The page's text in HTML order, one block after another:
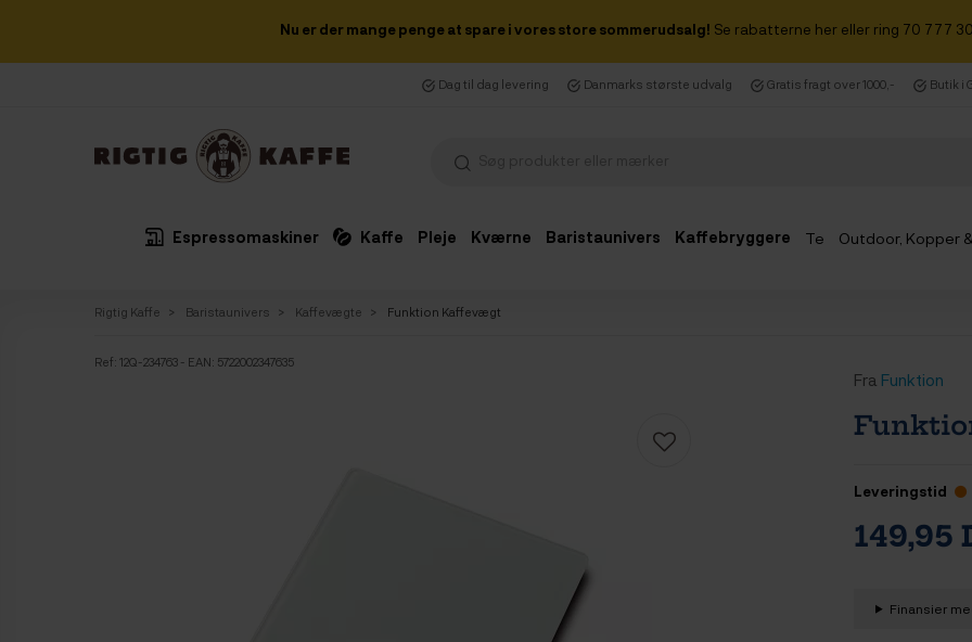
Nu er der mange penge at spare i vores store sommerudsalg! Se rabatterne her eller ring 70 777
Dag til dag levering Danmarks største udvalg Gratis fragt over 1000,- Butik i
Espressomaskiner Kaffe Pleje Kværne Baristaunivers Kaffebryggere Te Outdoor, Kopper
Rigtig Kaffe Baristaunivers Kaffevægte Funktion Kaffevægt
Ref: 12Q-234763 - EAN: 5722002347635
Fra Funktion
Leveringstid
149,95
Finansier